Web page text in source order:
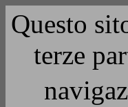
Questo
terze